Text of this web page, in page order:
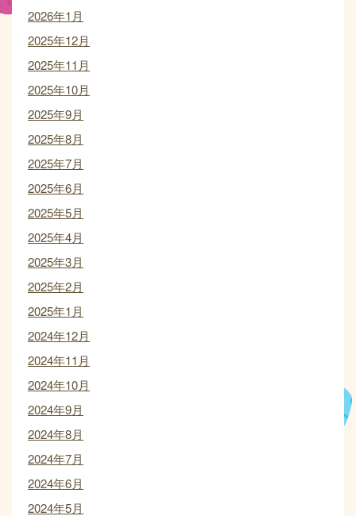
2026年1月
2025年12月
2025年11月
2025年10月
2025年9月
2025年8月
2025年7月
2025年6月
2025年5月
2025年4月
2025年3月
2025年2月
2025年1月
2024年12月
2024年11月
2024年10月
2024年9月
2024年8月
2024年7月
2024年6月
2024年5月